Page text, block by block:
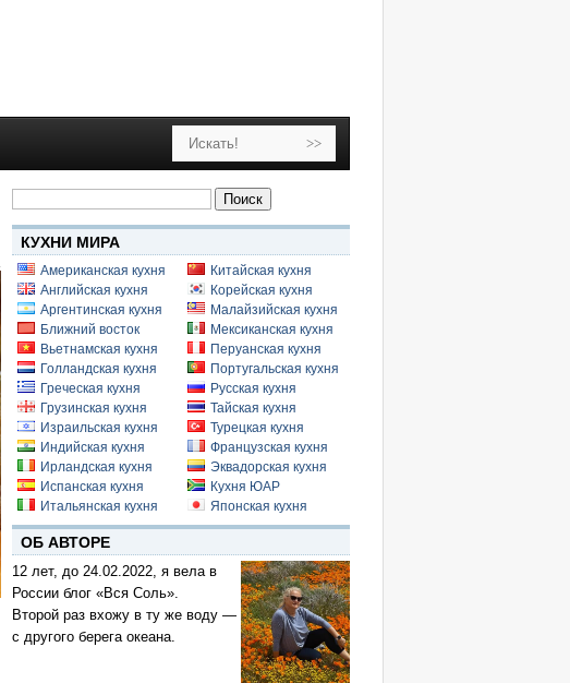
Найти:
КУХНИ МИРА
Американская кухня
Английская кухня
Аргентинская кухня
Ближний восток
Вьетнамская кухня
Голландская кухня
Греческая кухня
Грузинская кухня
Израильская кухня
Индийская кухня
Ирландская кухня
Испанская кухня
Итальянская кухня
Китайская кухня
Корейская кухня
Малайзийская кухня
Мексиканская кухня
Перуанская кухня
Португальская кухня
Русская кухня
Тайская кухня
Турецкая кухня
Французская кухня
Эквадорская кухня
Кухня ЮАР
Японская кухня
ОБ АВТОРЕ
12 лет, до 24.02.2022, я вела в
России блог «Вся Соль».
Второй раз вхожу в ту же воду —
с другого берега океана.